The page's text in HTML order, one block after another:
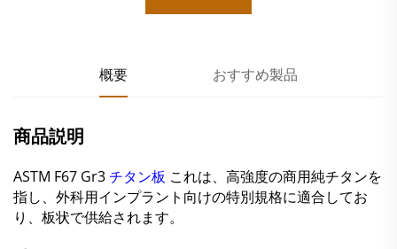
概要 おすすめ製品
商品説明
ASTM F67 Gr3チタン板 これは、高強度の商用純チタンを
指し、外科用インプラント向けの特別規格に適合してお
り、板状で供給されます。